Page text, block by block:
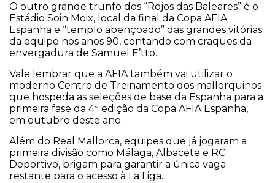
O outro grande trunfo dos “Rojos das Baleares” é o
Estádio Soin Moix, local da final da Copa AFIA
Espanha e “templo abençoado” das grandes vitórias
da equipe nos anos 90, contando com craques da
envergadura de Samuel E’tto.
Vale lembrar que a AFIA também vai utilizar o
moderno Centro de Treinamento dos mallorquinos
que hospeda as seleções de base da Espanha para a
primeira fase da 4ª edição da Copa AFIA Espanha,
em outubro deste ano.
Além do Real Mallorca, equipes que já jogaram a
primeira divisão como Málaga, Albacete e RC
Deportivo, brigam para garantir a única vaga
restante para o acesso à La Liga.